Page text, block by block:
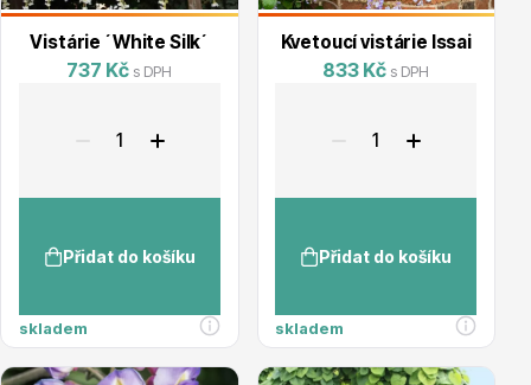
Dárkový poukaz
Poradíme Vám?
+421 944 200 333
Po-Pá 9:00 - 17:00
Vistárie ´White Silk´
737 Kč s DPH
Přidat do košíku
skladem
Kvetoucí vistárie Issai
833 Kč s DPH
Přidat do košíku
skladem